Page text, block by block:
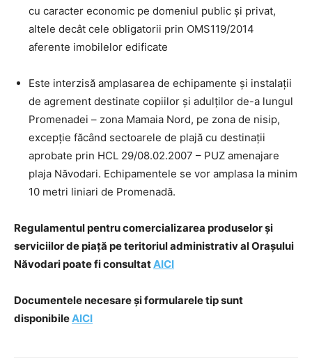
cu caracter economic pe domeniul public și privat,
altele decât cele obligatorii prin OMS119/2014
aferente imobilelor edificate
Este interzisă amplasarea de echipamente și instalații
de agrement destinate copiilor și adulților de-a lungul
Promenadei – zona Mamaia Nord, pe zona de nisip,
excepție făcând sectoarele de plajă cu destinații
aprobate prin HCL 29/08.02.2007 – PUZ amenajare
plaja Năvodari. Echipamentele se vor amplasa la minim
10 metri liniari de Promenadă.
Regulamentul pentru comercializarea produselor și
serviciilor de piață pe teritoriul administrativ al Orașului
Năvodari poate fi consultatAICI
Documentele necesare și formularele tip sunt
disponibileAICI